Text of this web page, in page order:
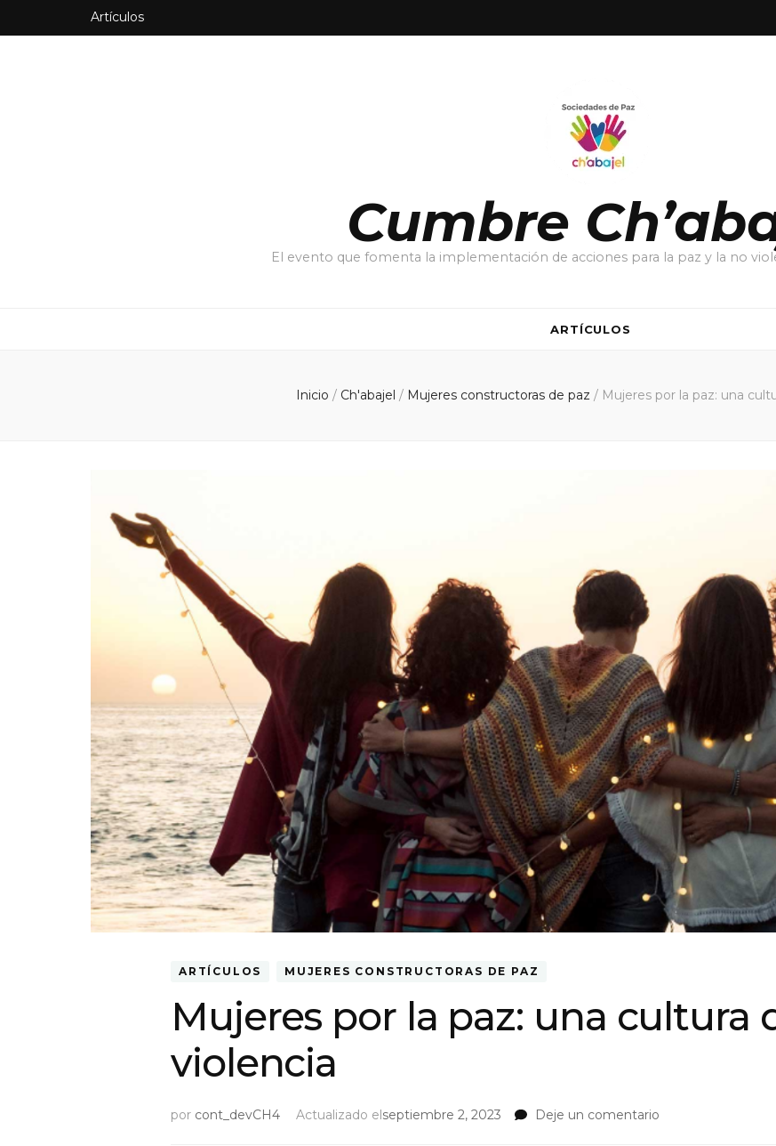
Artículos
Cumbre
El evento que fomenta la implementación de acciones para la paz y la no
ARTÍCULOS
Inicio / Ch'abajel / Mujeres constructoras de paz / Mujeres por la paz: una
ARTÍCULOS MUJERES CONSTRUCTORAS DE PAZ
Mujeres por la paz: una cultura
violencia
por cont_devCH4 Actualizado el septiembre 2, 2023 Deje un comentario